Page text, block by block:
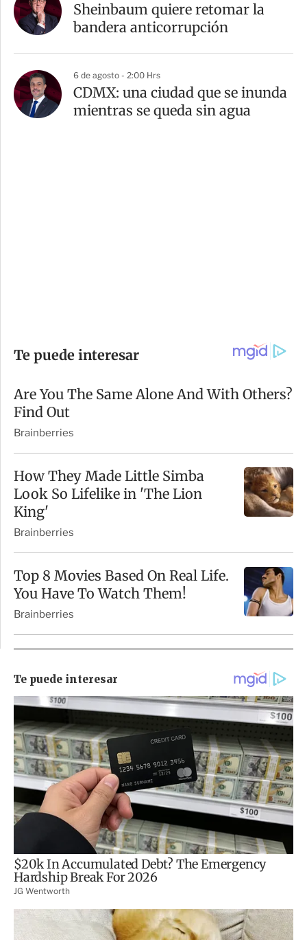
Sheinbaum quiere retomar la
bandera anticorrupción
6 de agosto - 2:00 Hrs
CDMX: una ciudad que se inunda
mientras se queda sin agua